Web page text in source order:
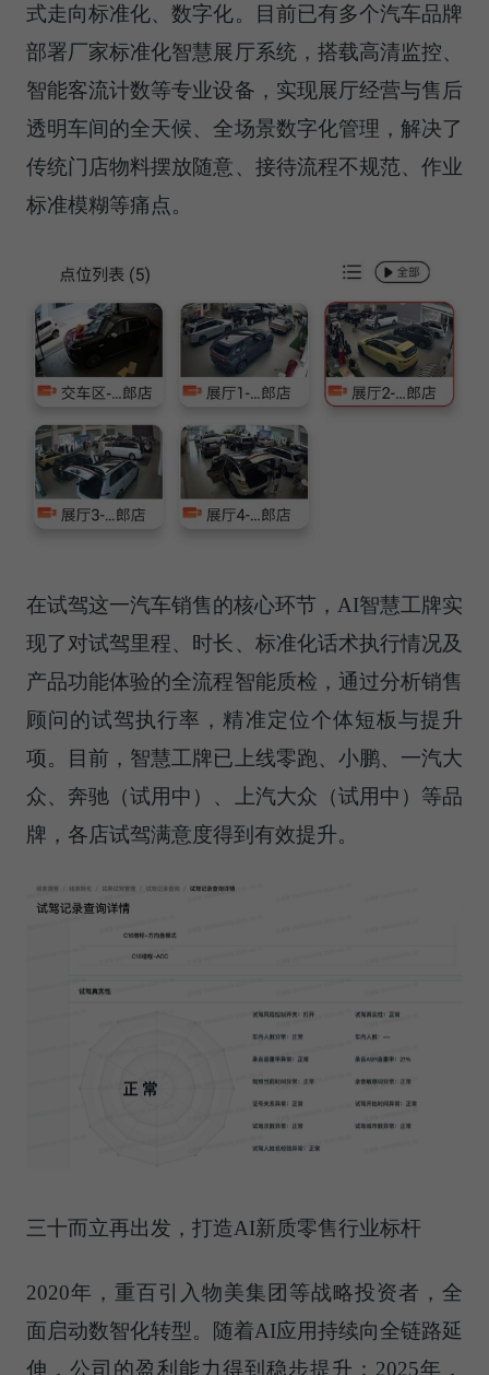
式走向标准化、数字化。目前已有多个汽车品牌
部署厂家标准化智慧展厅系统，搭载高清监控、
智能客流计数等专业设备，实现展厅经营与售后
透明车间的全天候、全场景数字化管理，解决了
传统门店物料摆放随意、接待流程不规范、作业
标准模糊等痛点。
在试驾这一汽车销售的核心环节，AI智慧工牌实
现了对试驾里程、时长、标准化话术执行情况及
产品功能体验的全流程智能质检，通过分析销售
顾问的试驾执行率，精准定位个体短板与提升
项。目前，智慧工牌已上线零跑、小鹏、一汽大
众、奔驰（试用中）、上汽大众（试用中）等品
牌，各店试驾满意度得到有效提升。
三十而立再出发，打造AI新质零售行业标杆
2020年，重百引入 物美集团等战略投资者，全
面启动数智化转型。随着AI应用持续向全链路延
伸，公司的盈利能力得到稳步提升：2025年，